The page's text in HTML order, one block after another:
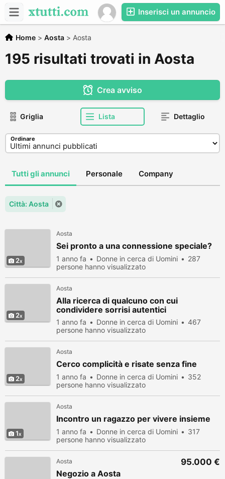
Inserisci un annuncio
Home > Aosta > Aosta
195 risultati trovati in Aosta
Crea avviso
Griglia Lista Dettaglio
Ordinare
Tutti gli annunci Personale Company
Città: Aosta
2
Aosta
Sei pronto a una connessione speciale?
1 anno fa Donne in cerca di Uomini
287
persone hanno visualizzato
2
Aosta
Alla ricerca di qualcuno con cui
condividere sorrisi autentici
1 anno fa Donne in cerca di Uomini
467
persone hanno visualizzato
2
Aosta
Cerco complicità e risate senza fine
1 anno fa Donne in cerca di Uomini
352
persone hanno visualizzato
1
Aosta
Incontro un ragazzo per vivere insieme
1 anno fa Donne in cerca di Uomini
317
persone hanno visualizzato
Aosta
Negozio a Aosta
95.000 €